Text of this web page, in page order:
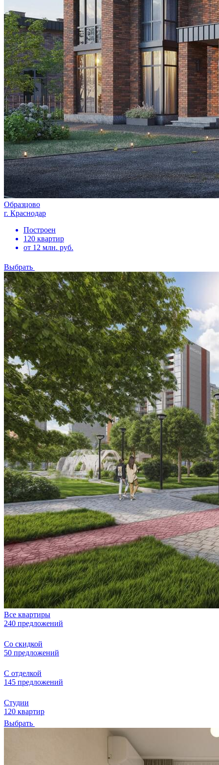
Образцово
г. Краснодар
Построен
120 квартир
от 12 млн. руб.
Выбрать
Все квартиры
240 предложений
Со скидкой
50 предложений
С отделкой
145 предложений
Студии
120 квартир
Выбрать